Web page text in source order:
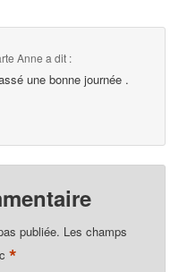
Anne a dit :
une bonne journée .
publiée. Les champs
*